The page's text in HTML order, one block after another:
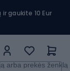
gaukite 10 Eur
prekės ženklą